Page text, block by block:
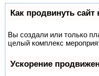
Как продвинуть
Вы создали или только
целый комплекс
Ускорение